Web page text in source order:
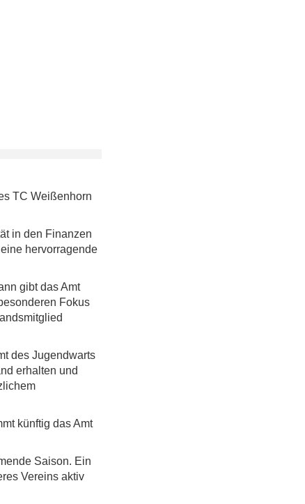
TC Weißenhorn
in den Finanzen
hervorragende
gibt das Amt
Fokus
des Jugendwarts
erhalten und
künftig das Amt
Saison. Ein
Vereins aktiv